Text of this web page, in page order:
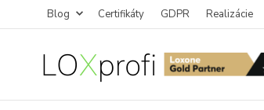
Blog Certifikáty GDPR Realizácie